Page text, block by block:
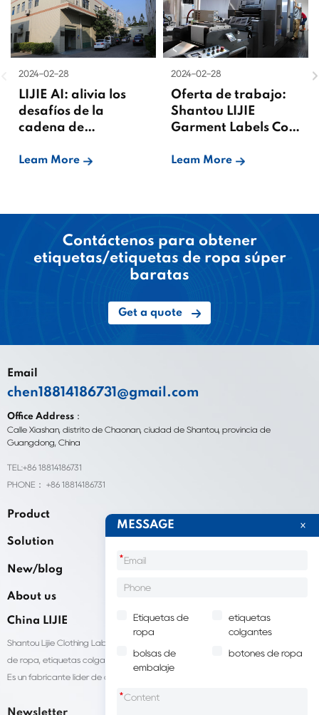
2024-02-28
LIJIE AI: alivia los
desafíos de la
cadena de
etiquetas de ropa
Leam More
2024-02-28
Oferta de trabajo:
Shantou LIJIE
Garment Labels Co.,
Leam More
Contáctenos para obtener
etiquetas/etiquetas de ropa súper
baratas
Get a quote
Email
chen18814186731@gmail.com
Office Address：
Calle Xiashan, distrito de Chaonan, ciudad de Shantou, provincia de
Guangdong, China
TEL:+86 18814186731
PHONE： +86 18814186731
Product
Solution
New/blog
About us
China LIJIE
Shantou Lijie Clothing Labels brinda servicios personalizados para etiquetas
de ropa, etiquetas colgantes, bolsas de embalaje de ropa y otros productos.
Es un fabricante líder de accesorios para prendas de vestir en China.
MESSAGE
*
Etiquetas de
ropa
etiquetas
colgantes
bolsas de
embalaje
botones de ropa
*